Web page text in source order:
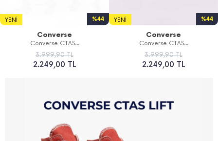
%44
YENI
Converse
Converse CTAS...
3.999,90 TL
2.249,00 TL
%44
YENI
Converse
Converse CTAS...
3.999,90 TL
2.249,00 TL